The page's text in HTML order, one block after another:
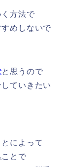
方法で
めしないで
と思うので
していきたい
によって
ことで